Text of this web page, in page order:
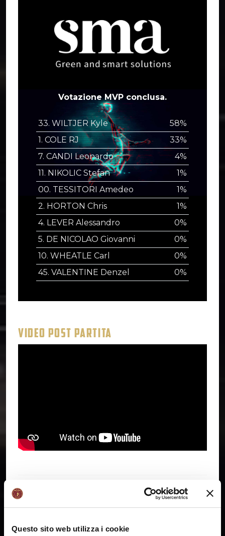
Questo sito web utilizza i cookie
Votazione MVP conclusa.
33. WILTJER Kyle
58%
1. COLE RJ
33%
7. CANDI Leonardo
4%
11. NIKOLIC Stefan
1%
00. TESSITORI Amedeo
1%
2. HORTON Chris
1%
4. LEVER Alessandro
0%
5. DE NICOLAO Giovanni
0%
10. WHEATLE Carl
0%
45. VALENTINE Denzel
0%
VIDEO POST PARTITA
CRONACA PARTITA
Umana Reyer Venezia – Nutribullet Treviso